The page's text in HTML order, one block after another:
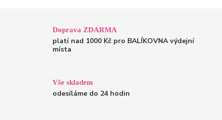
Doprava ZDARMA
platí nad 1000 Kč pro BALÍKOVNA výdejní
místa
Vše skladem
odesíláme do 24 hodin